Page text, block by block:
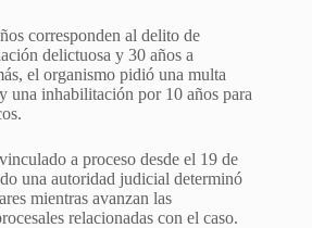
corresponden al delito de
delictuosa y 30 años a
el organismo pidió una multa
una inhabilitación por 10 años para
a proceso desde el 19 de
una autoridad judicial determinó
mientras avanzan las
relacionadas con el caso.